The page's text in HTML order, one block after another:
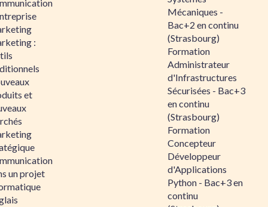
:
et
un projet
Mécaniques -
Bac+2 en continu
(Strasbourg)
Formation
Administrateur
d'Infrastructures
Sécurisées - Bac+3
en continu
(Strasbourg)
Formation
Concepteur
Développeur
d'Applications
Python - Bac+3 en
continu